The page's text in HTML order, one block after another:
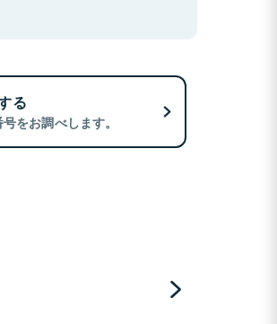
る
をお調べします。